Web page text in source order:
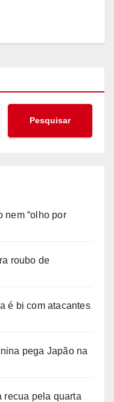
Pesquisar
nem “olho por
roubo de
é bi com atacantes
pega Japão na
recua pela quarta